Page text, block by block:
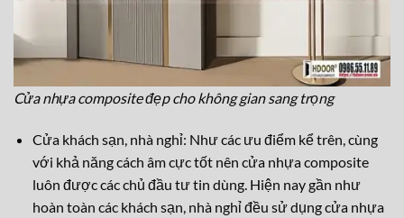
Cửa nhựa composite đẹp cho không gian sang trọng
Cửa khách sạn, nhà nghỉ: Như các ưu điểm kể trên, cùng
với khả năng cách âm cực tốt nên cửa nhựa composite
luôn được các chủ đầu tư tin dùng. Hiện nay gần như
hoàn toàn các khách sạn, nhà nghỉ đều sử dụng cửa nhựa